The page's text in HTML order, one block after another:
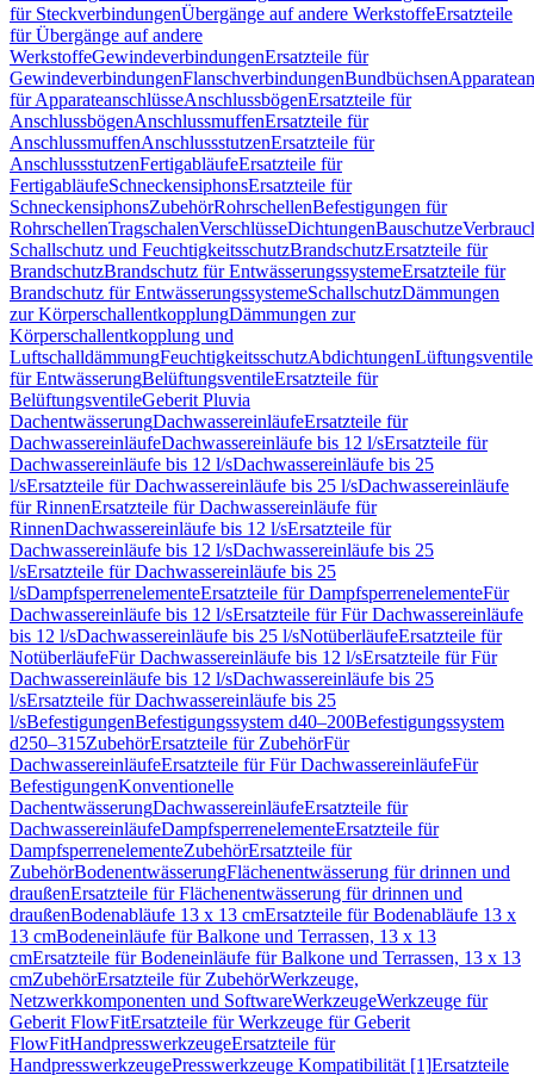
für SteckverbindungenÜbergänge auf andere WerkstoffeErsatzteile
für Übergänge auf andere
WerkstoffeGewindeverbindungenErsatzteile für
GewindeverbindungenFlanschverbindungenBundbüchsen
für ApparateanschlüsseAnschlussbögenErsatzteile für
AnschlussbögenAnschlussmuffenErsatzteile für
AnschlussmuffenAnschlussstutzenErsatzteile für
AnschlussstutzenFertigabläufeErsatzteile für
FertigabläufeSchneckensiphonsErsatzteile für
SchneckensiphonsZubehörRohrschellenBefestigungen für
RohrschellenTragschalenVerschlüsseDichtungenBauschutze
Schallschutz und FeuchtigkeitsschutzBrandschutzErsatzteile für
BrandschutzBrandschutz für EntwässerungssystemeErsatzteile für
Brandschutz für EntwässerungssystemeSchallschutzDämmungen
zur KörperschallentkopplungDämmungen zur
Körperschallentkopplung und
LuftschalldämmungFeuchtigkeitsschutzAbdichtungenLüftungsventile
für EntwässerungBelüftungsventileErsatzteile für
BelüftungsventileGeberit Pluvia
DachentwässerungDachwassereinläufeErsatzteile für
DachwassereinläufeDachwassereinläufe bis 12 l/sErsatzteile für
Dachwassereinläufe bis 12 l/sDachwassereinläufe bis 25
l/sErsatzteile für Dachwassereinläufe bis 25 l/sDachwassereinläufe
für RinnenErsatzteile für Dachwassereinläufe für
RinnenDachwassereinläufe bis 12 l/sErsatzteile für
Dachwassereinläufe bis 12 l/sDachwassereinläufe bis 25
l/sErsatzteile für Dachwassereinläufe bis 25
l/sDampfsperrenelementeErsatzteile für DampfsperrenelementeFür
Dachwassereinläufe bis 12 l/sErsatzteile für Für Dachwassereinläufe
bis 12 l/sDachwassereinläufe bis 25 l/sNotüberläufeErsatzteile für
NotüberläufeFür Dachwassereinläufe bis 12 l/sErsatzteile für Für
Dachwassereinläufe bis 12 l/sDachwassereinläufe bis 25
l/sErsatzteile für Dachwassereinläufe bis 25
l/sBefestigungenBefestigungssystem d40–200Befestigungssystem
d250–315ZubehörErsatzteile für ZubehörFür
DachwassereinläufeErsatzteile für Für DachwassereinläufeFür
BefestigungenKonventionelle
DachentwässerungDachwassereinläufeErsatzteile für
DachwassereinläufeDampfsperrenelementeErsatzteile für
DampfsperrenelementeZubehörErsatzteile für
ZubehörBodenentwässerungFlächenentwässerung für drinnen und
draußenErsatzteile für Flächenentwässerung für drinnen und
draußenBodenabläufe 13 x 13 cmErsatzteile für Bodenabläufe 13 x
13 cmBodeneinläufe für Balkone und Terrassen, 13 x 13
cmErsatzteile für Bodeneinläufe für Balkone und Terrassen, 13 x 13
cmZubehörErsatzteile für ZubehörWerkzeuge,
Netzwerkkomponenten und SoftwareWerkzeugeWerkzeuge für
Geberit FlowFitErsatzteile für Werkzeuge für Geberit
FlowFitHandpresswerkzeugeErsatzteile für
HandpresswerkzeugePresswerkzeuge Kompatibilität [1]Ersatzteile